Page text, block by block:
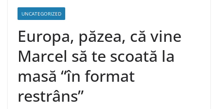
UNCATEGORIZED
Europa, păzea, că vine
Marcel să te scoată la
masă “în format
restrâns”